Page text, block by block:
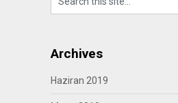
Archives
Haziran 2019